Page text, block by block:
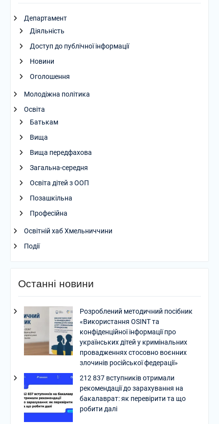
Департамент
Діяльність
Доступ до публічної інформації
Новини
Оголошення
Молодіжна політика
Освіта
Батькам
Вища
Вища передфахова
Загальна-середня
Освіта дітей з ООП
Позашкільна
Професійна
Освітній хаб Хмельниччини
Події
Останні новини
Розроблений методичний посібник
«Використання OSINT та
конфіденційної інформації про
українських дітей у кримінальних
провадженнях стосовно воєнних
злочинів російської федерації»
212 837 вступників отримали
рекомендації до зарахування на
бакалаврат: як перевірити та що
робити далі